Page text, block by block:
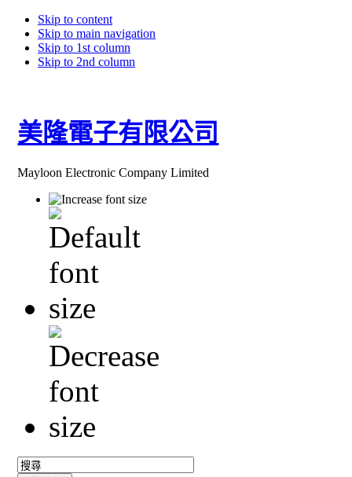
Skip to content
Skip to main navigation
Skip to 1st column
Skip to 2nd column
美隆電子有限公司
Mayloon Electronic Company Limited